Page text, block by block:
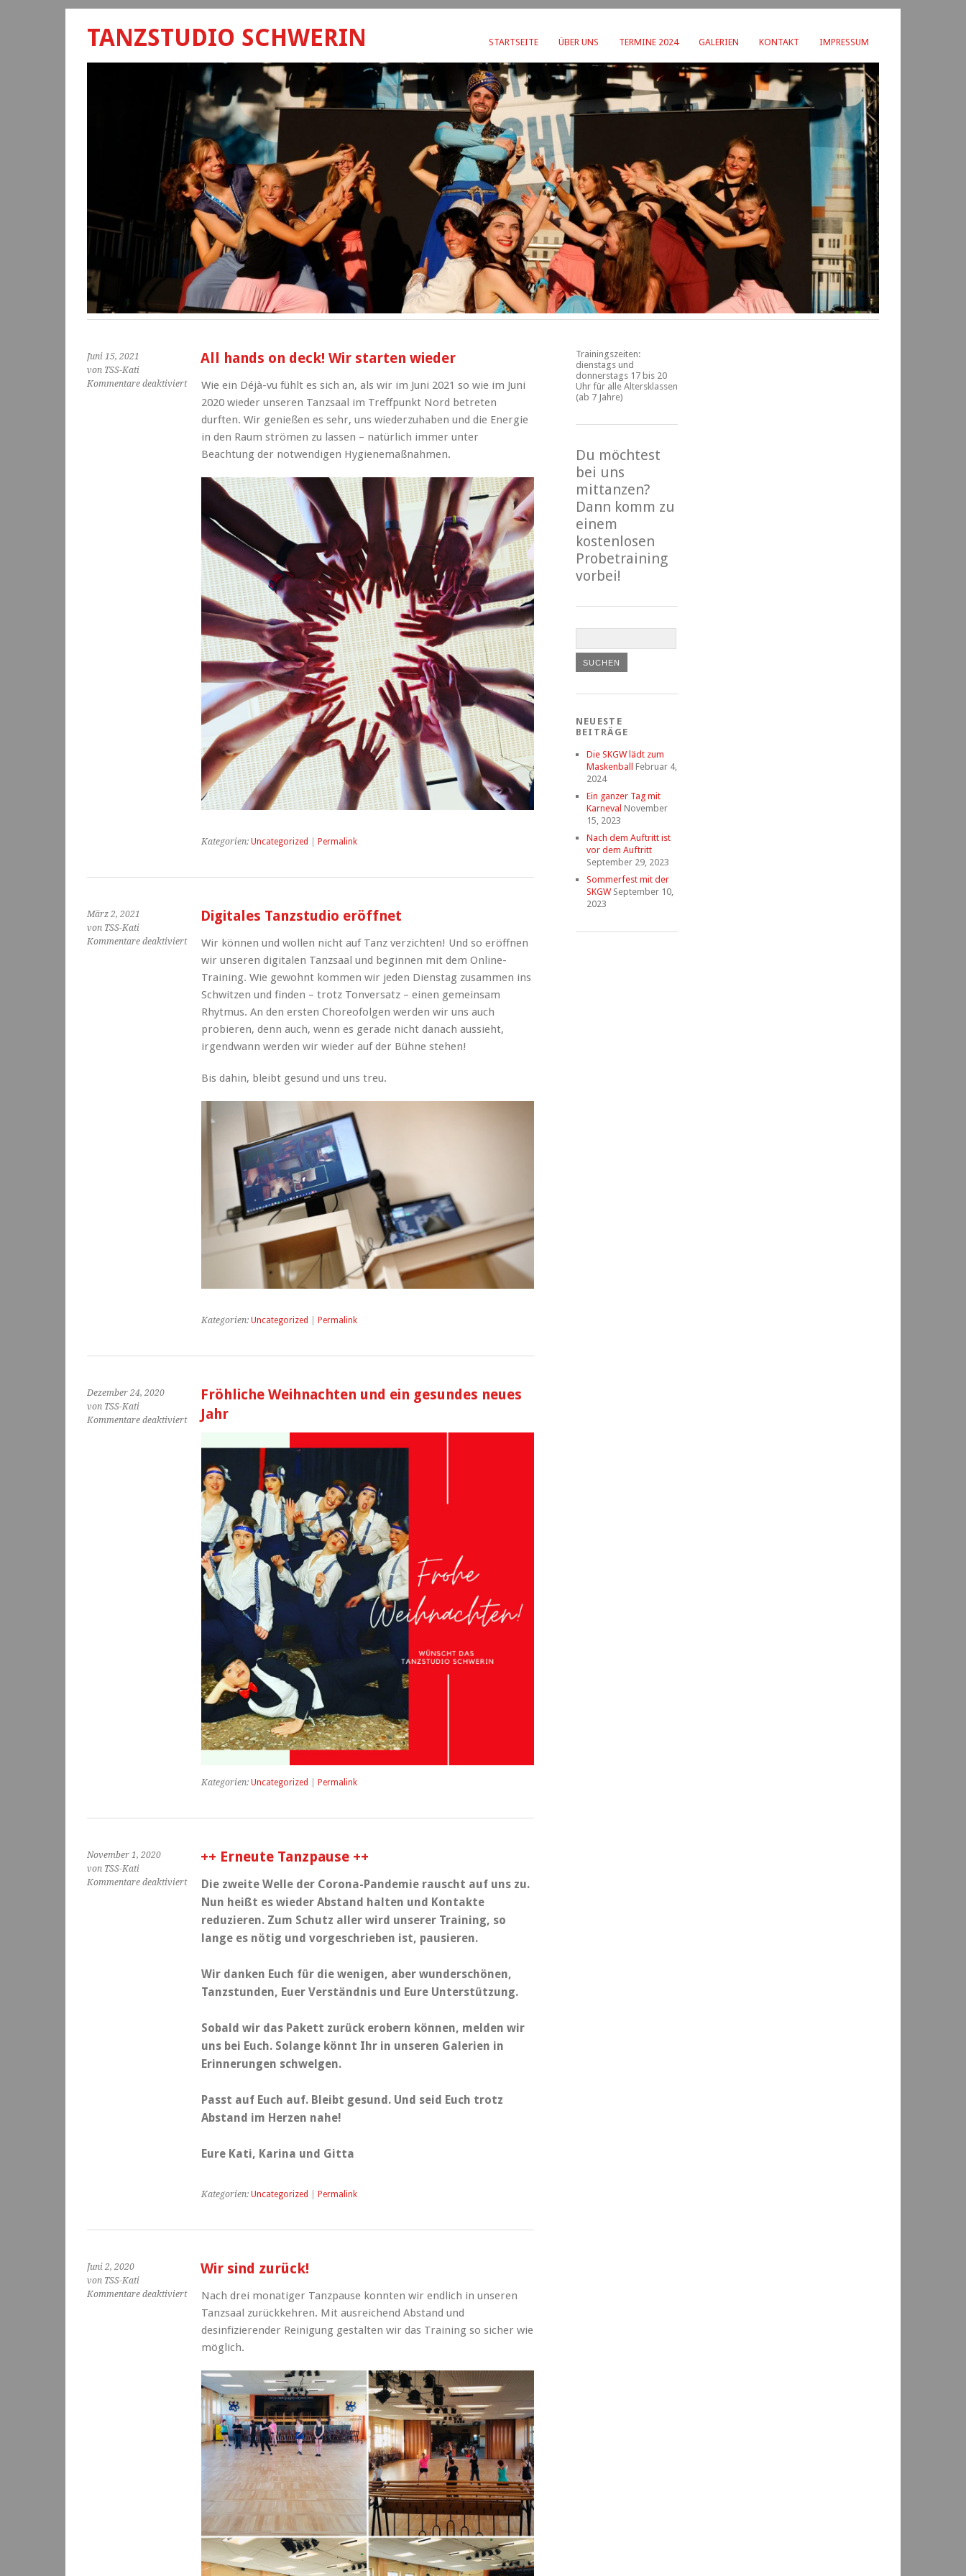
STARTSEITE ÜBER UNS TERMINE 2024 GALERIEN KONTAKT IMPRESSUM
TANZSTUDIO SCHWERIN
Juni 15, 2021
von TSS-Kati
Kommentare deaktiviertfür
deck!
Wir
wieder
All hands on deck! Wir starten wieder
Wie ein Dé­jà-vu fühlt es sich an, als wir im Juni 2021 so wie im Juni
2020 wieder unseren Tanzsaal im Treffpunkt Nord betreten
durften. Wir genießen es sehr, uns wiederzuhaben und die Energie
in den Raum strömen zu lassen – natürlich immer unter
Beachtung der notwendigen Hygienemaßnahmen.
Kategorien: Uncategorized Permalink
März 2, 2021
von TSS-Kati
Kommentare deaktiviertfür
Digitales
eröffnet
Digitales Tanzstudio eröffnet
Wir können und wollen nicht auf Tanz verzichten! Und so eröffnen
wir unseren digitalen Tanzsaal und beginnen mit dem Online-
Training. Wie gewohnt kommen wir jeden Dienstag zusammen ins
Schwitzen und finden – trotz Tonversatz – einen gemeinsam
Rhytmus. An den ersten Choreofolgen werden wir uns auch
probieren, denn auch, wenn es gerade nicht danach aussieht,
irgendwann werden wir wieder auf der Bühne stehen!
Bis dahin, bleibt gesund und uns treu.
Kategorien: Uncategorized Permalink
Dezember 24, 2020
von TSS-Kati
Kommentare deaktiviertfür
Weihnachten
gesundes
neues
Fröhliche Weihnachten und ein gesundes neues
Jahr
Kategorien: Uncategorized Permalink
November 1, 2020
von TSS-Kati
Kommentare deaktiviertfür
Erneute
Tanzpause
++ Erneute Tanzpause ++
Die zweite Welle der Corona-Pandemie rauscht auf uns zu.
Nun heißt es wieder Abstand halten und Kontakte
reduzieren. Zum Schutz aller wird unserer Training, so
lange es nötig und vorgeschrieben ist, pausieren.
Wir danken Euch für die wenigen, aber wunderschönen,
Tanzstunden, Euer Verständnis und Eure Unterstützung.
Sobald wir das Pakett zurück erobern können, melden wir
uns bei Euch. Solange könnt Ihr in unseren Galerien in
Erinnerungen schwelgen.
Passt auf Euch auf. Bleibt gesund. Und seid Euch trotz
Abstand im Herzen nahe!
Eure Kati, Karina und Gitta
Kategorien: Uncategorized Permalink
Juni 2, 2020
von TSS-Kati
Kommentare deaktiviertfür
Wir
zurück!
Wir sind zurück!
Nach drei monatiger Tanzpause konnten wir endlich in unseren
Tanzsaal zurückkehren. Mit ausreichend Abstand und
desinfizierender Reinigung gestalten wir das Training so sicher wie
möglich.
Trainingszeiten:
dienstags und
donnerstags 17 bis 20
Uhr für alle Altersklassen
(ab 7 Jahre)
Du möchtest
bei uns
mittanzen?
Dann komm zu
einem
kostenlosen
Probetraining
vorbei!
NEUESTE
BEITRÄGE
Die SKGW lädt zum
Maskenball
Februar 4,
2024
Ein ganzer Tag mit
Karneval November
15, 2023
Nach dem Auftritt ist
vor dem Auftritt
September 29, 2023
Sommerfest mit der
SKGW September 10,
2023